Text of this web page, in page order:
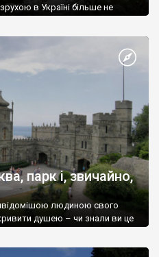
в Україні більше не
парк і, звичайно,
людиною свого
душею – чи знали ви це